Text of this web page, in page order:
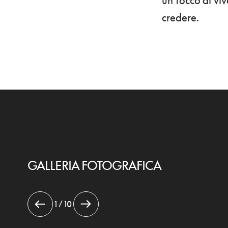
credere.
GALLERIA FOTOGRAFICA
1 / 10